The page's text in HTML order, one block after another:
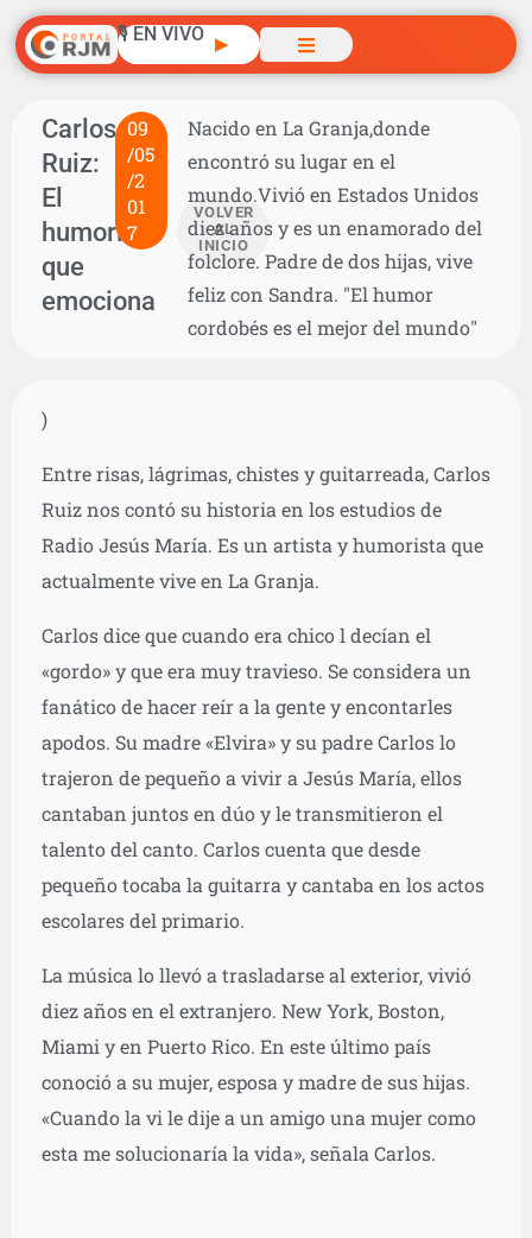
🎙️ EN VIVO ▶
Carlos
Ruiz:
El
humorista
que
emociona
09
/05
/2
01
7
VOLVER
AL
INICIO
Nacido en La Granja,donde
encontró su lugar en el
mundo.Vivió en Estados Unidos
diez años y es un enamorado del
folclore. Padre de dos hijas, vive
feliz con Sandra. "El humor
cordobés es el mejor del mundo"
)
Entre risas, lágrimas, chistes y guitarreada, Carlos
Ruiz nos contó su historia en los estudios de
Radio Jesús María. Es un artista y humorista que
actualmente vive en La Granja.
Carlos dice que cuando era chico l decían el
«gordo» y que era muy travieso. Se considera un
fanático de hacer reír a la gente y encontarles
apodos. Su madre «Elvira» y su padre Carlos lo
trajeron de pequeño a vivir a Jesús María, ellos
cantaban juntos en dúo y le transmitieron el
talento del canto. Carlos cuenta que desde
pequeño tocaba la guitarra y cantaba en los actos
escolares del primario.
La música lo llevó a trasladarse al exterior, vivió
diez años en el extranjero. New York, Boston,
Miami y en Puerto Rico. En este último país
conoció a su mujer, esposa y madre de sus hijas.
«Cuando la vi le dije a un amigo una mujer como
esta me solucionaría la vida», señala Carlos.